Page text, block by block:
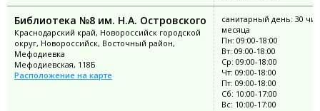
Библиотека №8 им. Н.А. Островского
Краснодарский край, Новороссийск городской
округ, Новороссийск, Восточный район,
Мефодиевка
Мефодиевская, 118Б
Расположение на карте
санитарный день: 30
месяца
Пн: 09:00-18:00
Вт: 09:00-18:00
Ср: 09:00-18:00
Чт: 09:00-18:00
Пт: 09:00-18:00
Сб: 10:00-17:00
Вс: 10:00-17:00